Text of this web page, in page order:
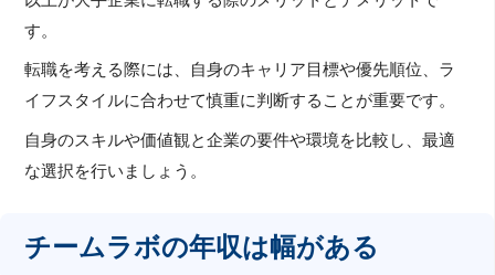
す。
転職を考える際には、自身のキャリア目標や優先順位、ラ
イフスタイルに合わせて慎重に判断することが重要です。
自身のスキルや価値観と企業の要件や環境を比較し、最適
な選択を行いましょう。
チームラボの年収は幅がある